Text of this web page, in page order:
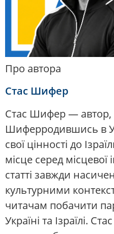
Про автора
Стас Шифер
Стас Шифер — автор,
Шиферродившись в
свої цінності до
місце серед місцевої
статті завжди
культурними
читачам побачити
Україні та Ізраїлі.